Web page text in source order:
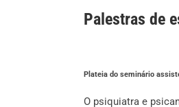
Palestras de
Plateia do seminário
O psiquiatra e